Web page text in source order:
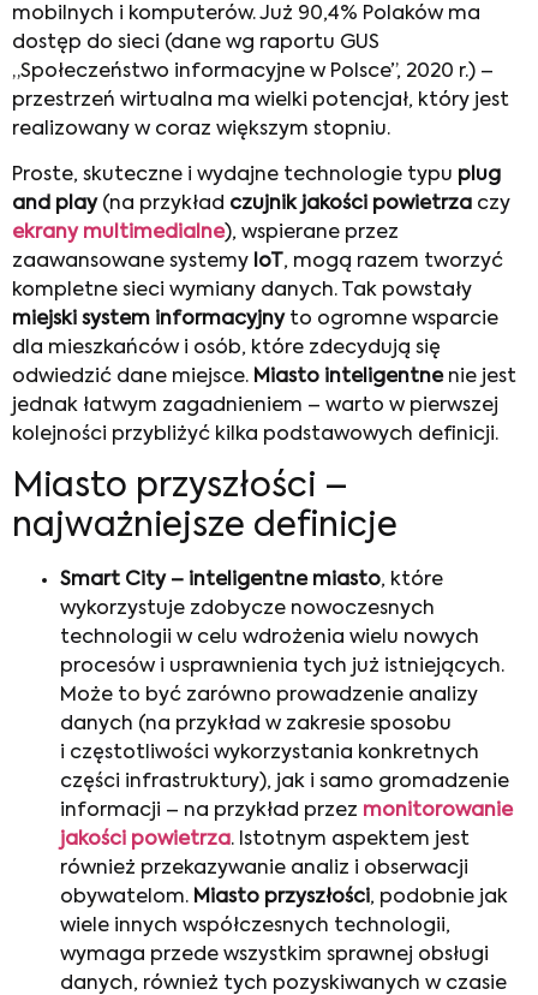
mobilnych i komputerów. Już 90,4% Polaków ma
dostęp do sieci (dane wg raportu GUS
„Społeczeństwo informacyjne w Polsce”, 2020 r.) –
przestrzeń wirtualna ma wielki potencjał, który jest
realizowany w coraz większym stopniu.
Proste, skuteczne i wydajne technologie typu plug
and play(na przykład czujnik jakości powietrza czy
ekrany multimedialne), wspierane przez
zaawansowane systemy IoT , mogą razem tworzyć
kompletne sieci wymiany danych. Tak powstały
miejski system informacyjnyto ogromne wsparcie
dla mieszkańców i osób, które zdecydują się
odwiedzić dane miejsce. Miasto inteligentnenie jest
jednak łatwym zagadnieniem – warto w pierwszej
kolejności przybliżyć kilka podstawowych definicji.
Miasto przyszłości –
najważniejsze definicje
Smart City – inteligentne miasto, które
wykorzystuje zdobycze nowoczesnych
technologii w celu wdrożenia wielu nowych
procesów i usprawnienia tych już istniejących.
Może to być zarówno prowadzenie analizy
danych (na przykład w zakresie sposobu
i częstotliwości wykorzystania konkretnych
części infrastruktury), jak i samo gromadzenie
informacji – na przykład przez monitorowanie
jakości powietrza. Istotnym aspektem jest
również przekazywanie analiz i obserwacji
obywatelom. Miasto przyszłości, podobnie jak
wiele innych współczesnych technologii,
wymaga przede wszystkim sprawnej obsługi
danych, również tych pozyskiwanych w czasie